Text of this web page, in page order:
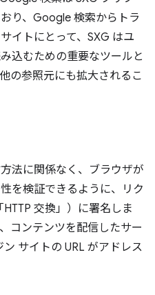
り、Google 検索からトラ
イトにとって、SXG はユ
込むための重要なツールと
の参照元にも拡大されるこ
法に関係なく、ブラウザが
を検証できるように、リク
交換」）に署名しま
コンテンツを配信したサー
サイトの URL がアドレス